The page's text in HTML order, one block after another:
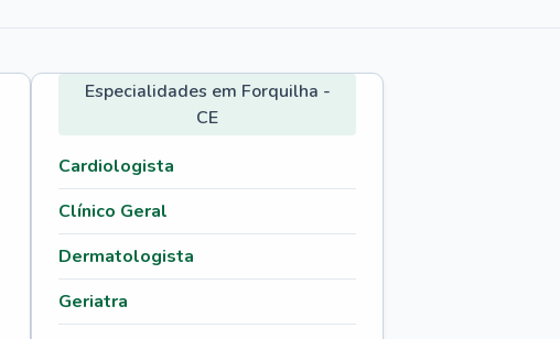
Especialidades em Forquilha -
CE
Cardiologista
Clínico Geral
Dermatologista
Geriatra